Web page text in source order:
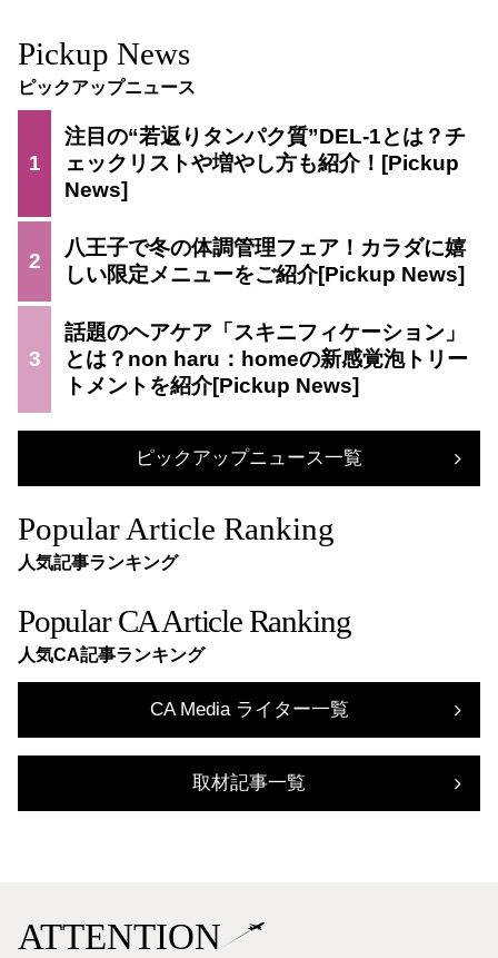
Pickup News
ピックアップニュース
1
注目の“若返りタンパク質”DEL-1とは？チ
ェックリストや増やし方も紹介！
2
八王子で冬の体調管理フェア！カラダに嬉
しい限定メニューをご紹介
3
話題のヘアケア「スキニフィケーション」
とは？non haru：homeの新感覚泡トリー
トメントを紹介
ピックアップニュース一覧
Popular Article Ranking
人気記事ランキング
Popular CA Article Ranking
人気CA記事ランキング
CA Media ライター一覧
取材記事一覧
ATTENTION